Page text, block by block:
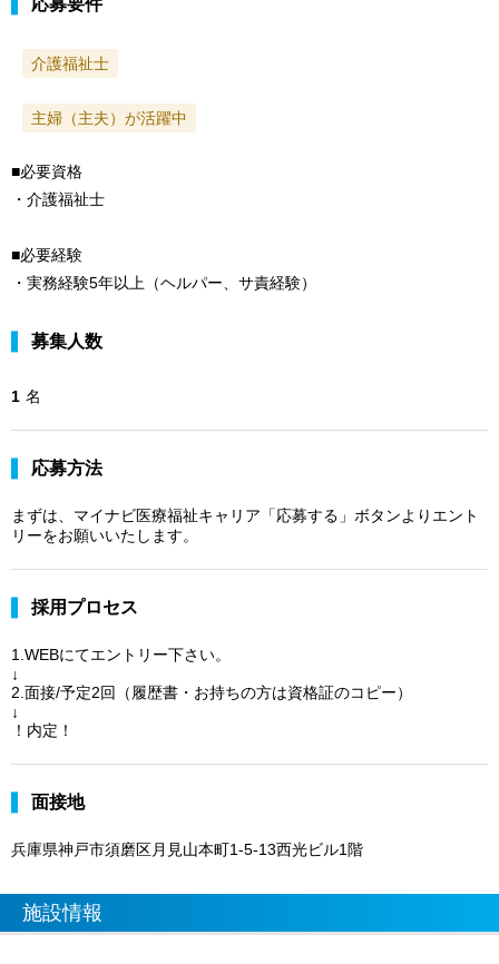
介護福祉士
主婦（主夫）が活躍中
■必要資格
・介護福祉士
■必要経験
・実務経験5年以上（ヘルパー、サ責経験）
募集人数
1 名
応募方法
まずは、マイナビ医療福祉キャリア「応募する」ボタンよりエント
リーをお願いいたします。
採用プロセス
1.WEBにてエントリー下さい。
↓
2.面接/予定2回（履歴書・お持ちの方は資格証のコピー）
↓
！内定！
面接地
兵庫県神戸市須磨区月見山本町1-5-13西光ビル1階
施設情報